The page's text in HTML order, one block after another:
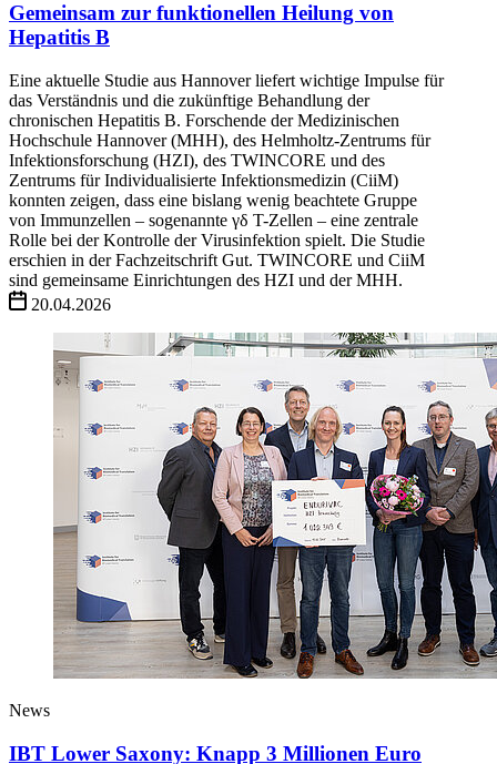
Gemeinsam zur funktionellen Heilung von
Hepatitis B
Eine aktuelle Studie aus Hannover liefert wichtige Impulse für
das Verständnis und die zukünftige Behandlung der
chronischen Hepatitis B. Forschende der Medizinischen
Hochschule Hannover (MHH), des Helmholtz-Zentrums für
Infektionsforschung (HZI), des TWINCORE und des
Zentrums für Individualisierte Infektionsmedizin (CiiM)
konnten zeigen, dass eine bislang wenig beachtete Gruppe
von Immunzellen – sogenannte γδ T-Zellen – eine zentrale
Rolle bei der Kontrolle der Virusinfektion spielt. Die Studie
erschien in der Fachzeitschrift Gut. TWINCORE und CiiM
sind gemeinsame Einrichtungen des HZI und der MHH.
20.04.2026
News
IBT Lower Saxony: Knapp 3 Millionen Euro